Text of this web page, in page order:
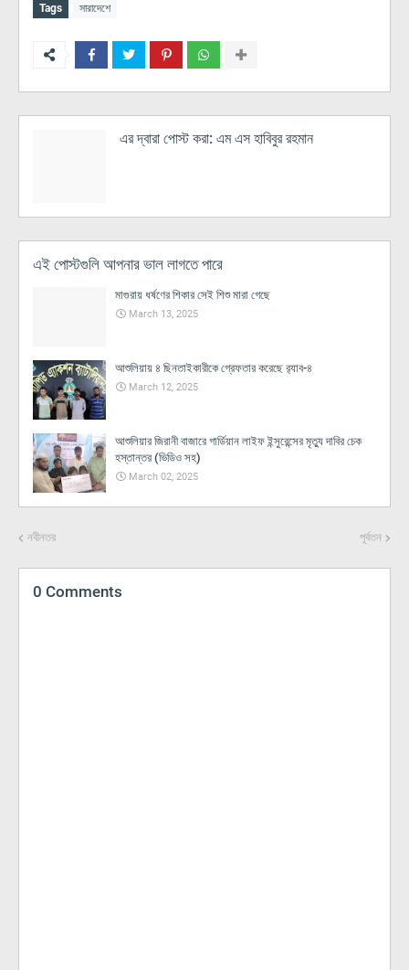
Tags সারাদেশে
এর দ্বারা পোস্ট করা: এম এস হাবিবুর রহমান
এই পোস্টগুলি আপনার ভাল লাগতে পারে
মাগুরায় ধর্ষণের শিকার সেই শিশু মারা গেছে
March 13, 2025
আশুলিয়ায় ৪ ছিনতাইকারীকে গ্রেফতার করেছে র‌্যাব-৪
March 12, 2025
আশুলিয়ার জিরানী বাজারে গার্ডিয়ান লাইফ ইন্সুরেন্সের মৃত্যু দাবির চেক
হস্তান্তর (ভিডিও সহ)
March 02, 2025
নবীনতর পূর্বতন
0 Comments